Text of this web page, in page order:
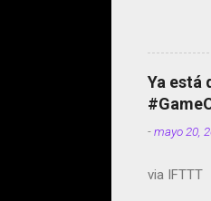
Ya está
-mayo 20,
via IFTTT